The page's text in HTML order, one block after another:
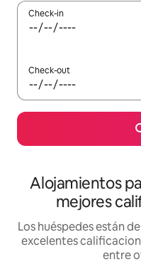
Check-in
Check-out
Alojamientos
mejores
Los huéspedes están
excelentes
entre